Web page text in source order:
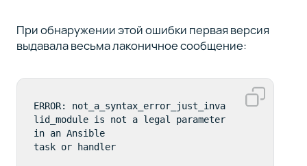
При обнаружении этой ошибки первая версия
выдавала весьма лаконичное сообщение:
ERROR: not_a_syntax_error_just_inva
lid_module is not a legal parameter
in an Ansible